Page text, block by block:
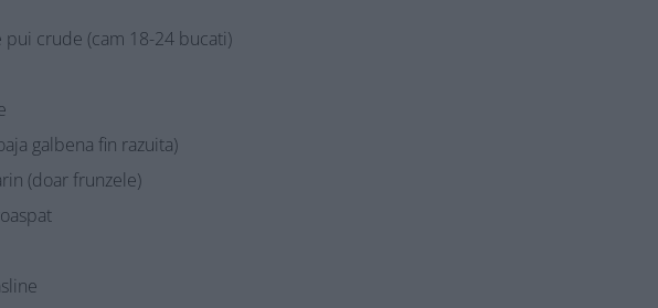
crude (cam 18-24 bucati)
galbena fin razuita)
(doar frunzele)